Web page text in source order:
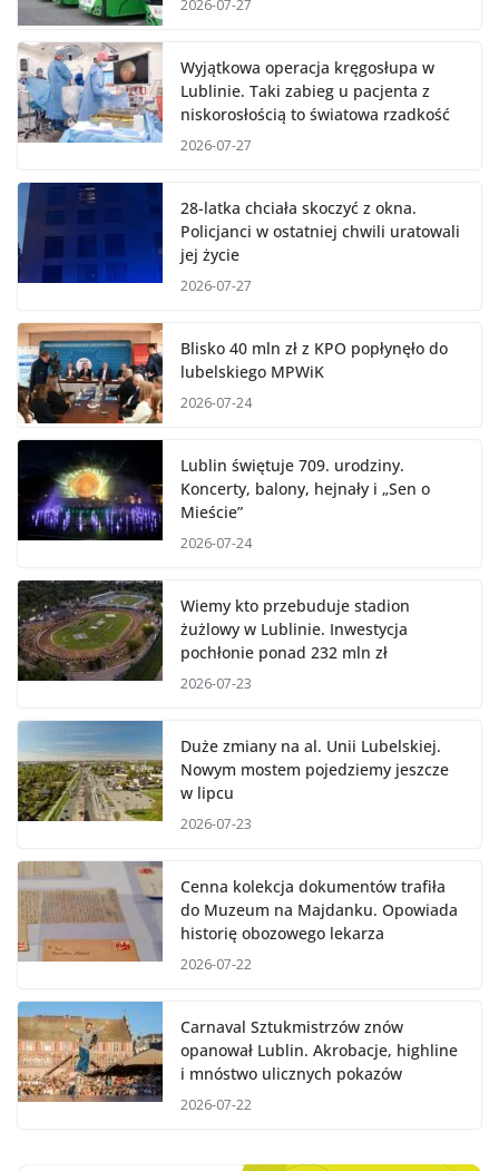
2026-07-27
Wyjątkowa operacja kręgosłupa w
Lublinie. Taki zabieg u pacjenta z
niskorosłością to światowa rzadkość
2026-07-27
28-latka chciała skoczyć z okna.
Policjanci w ostatniej chwili uratowali
jej życie
2026-07-27
Blisko 40 mln zł z KPO popłynęło do
lubelskiego MPWiK
2026-07-24
Lublin świętuje 709. urodziny.
Koncerty, balony, hejnały i „Sen o
Mieście”
2026-07-24
Wiemy kto przebuduje stadion
żużlowy w Lublinie. Inwestycja
pochłonie ponad 232 mln zł
2026-07-23
Duże zmiany na al. Unii Lubelskiej.
Nowym mostem pojedziemy jeszcze
w lipcu
2026-07-23
Cenna kolekcja dokumentów trafiła
do Muzeum na Majdanku. Opowiada
historię obozowego lekarza
2026-07-22
Carnaval Sztukmistrzów znów
opanował Lublin. Akrobacje, highline
i mnóstwo ulicznych pokazów
2026-07-22